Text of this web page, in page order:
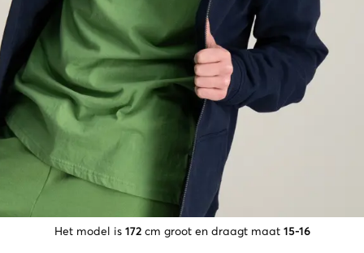
Het model is 172 cm groot en draagt maat 15-16